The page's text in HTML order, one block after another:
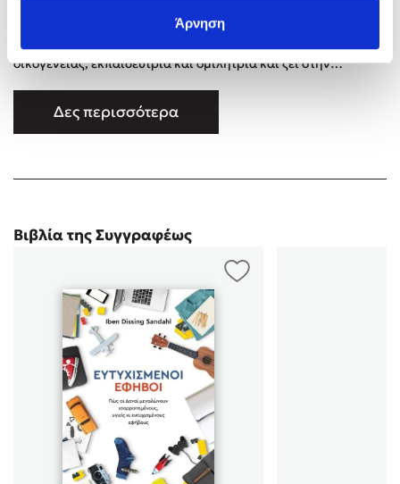
Άρνηση
Η Ιben Dissing Sandhal είναι ειδική στην ανατροφή των
παιδιών, αφηγηματική ψυχοθεραπεύτρια MPF, σύμβουλος
οικογένειας, εκπαιδεύτρια και ομιλήτρια και ζει στην
στην παιδοψυχολογία και στην εκπαίδευση, λειτουργώντας
πάντα με βάση τη νοοτροπία των Δανών για την ανατροφή των
Δες περισσότερα
Βιβλία της Συγγραφέως